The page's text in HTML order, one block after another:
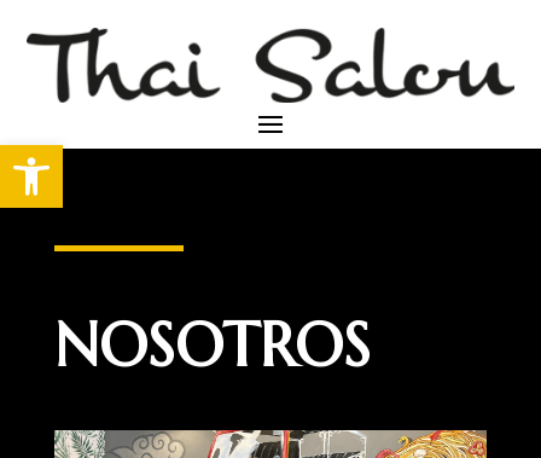
Abrir barra de herramientas
NOSOTROS